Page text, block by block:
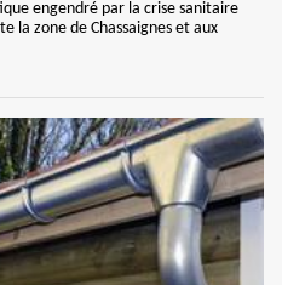
engendré par la crise sanitaire
la zone de Chassaignes et aux